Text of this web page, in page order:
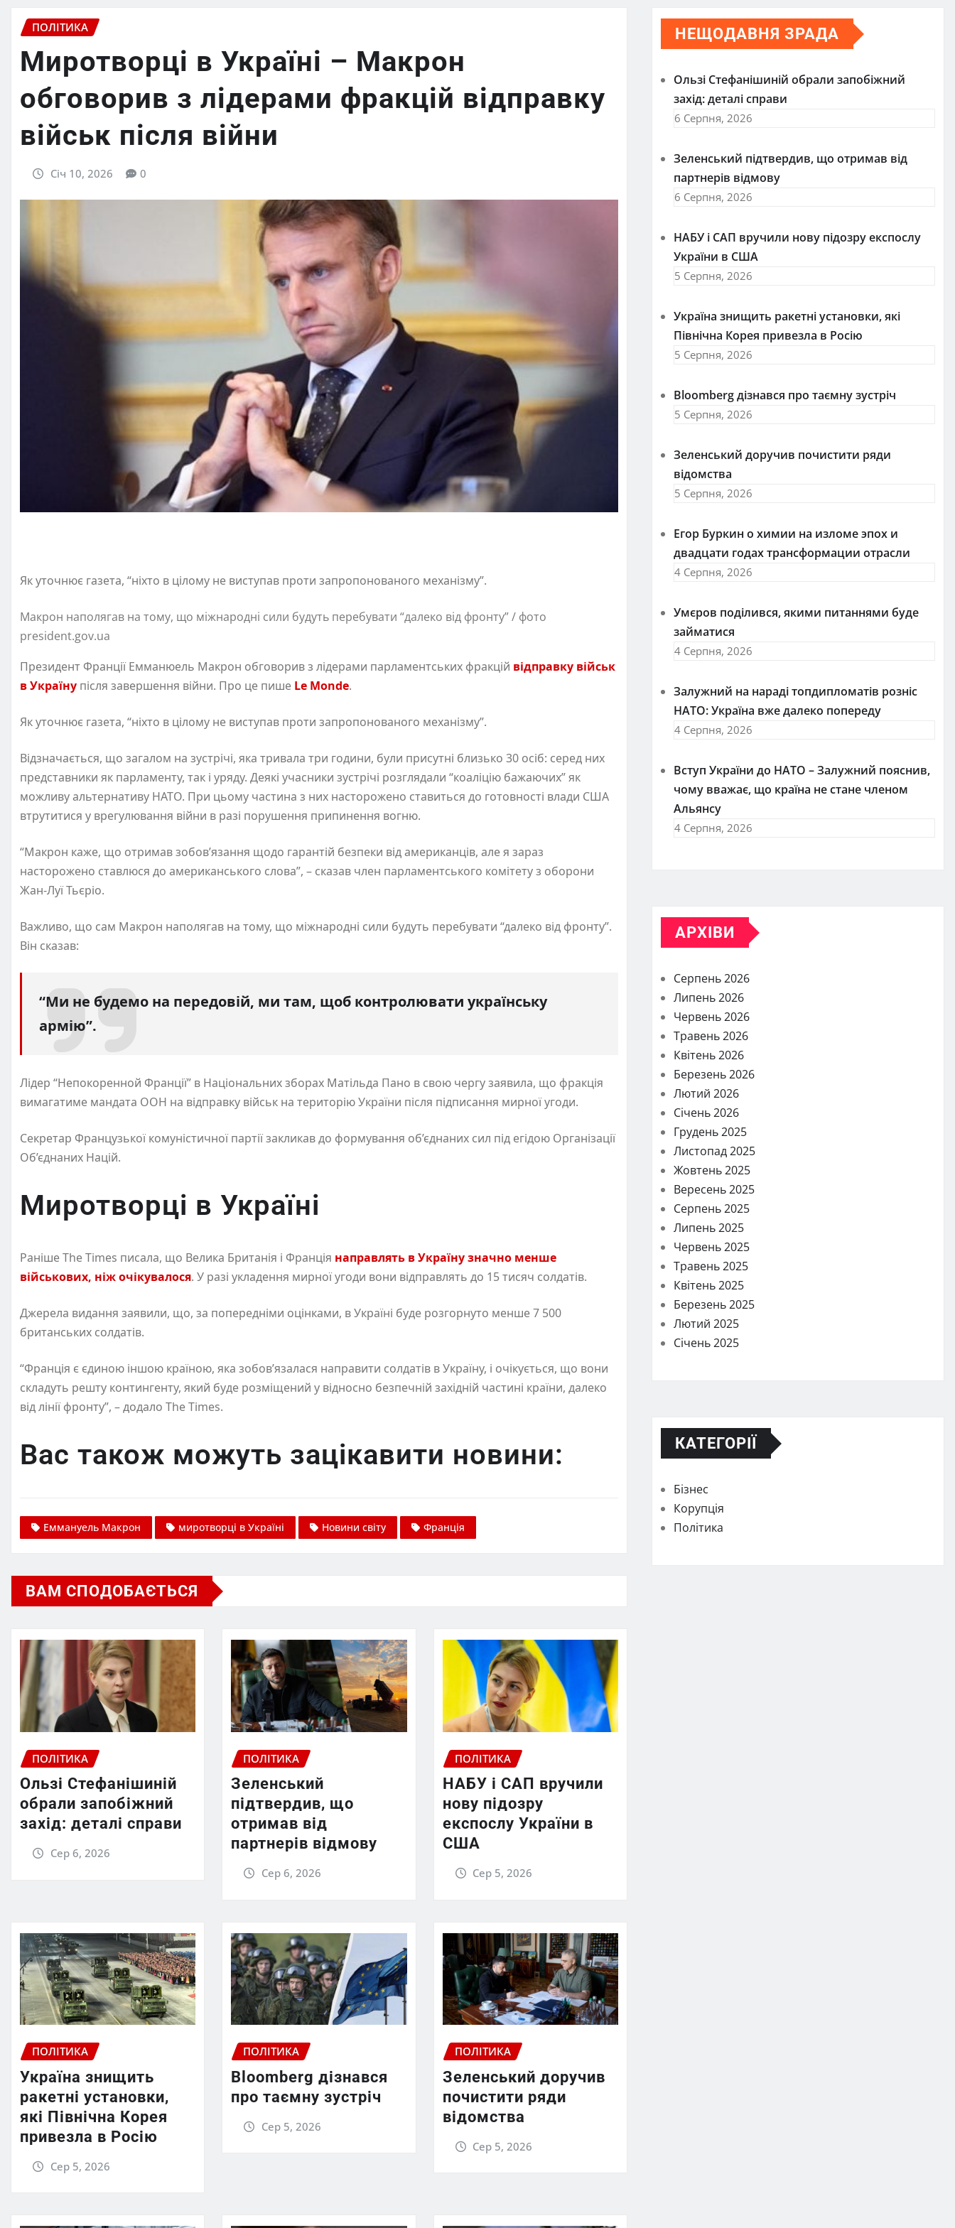
ПОЛІТИКА
Миротворці в Україні – Макрон
обговорив з лідерами фракцій відправку
військ після війни
Січ 10, 2026 0
Як уточнює газета, “ніхто в цілому не виступав проти запропонованого механізму”.
Макрон наполягав на тому, що міжнародні сили будуть перебувати “далеко від фронту” / фото
president.gov.ua
Президент Франції Емманюель Макрон обговорив з лідерами парламентських фракцій відправку військ
в Україну після завершення війни. Про це пише Le Monde.
Як уточнює газета, “ніхто в цілому не виступав проти запропонованого механізму”.
Відзначається, що загалом на зустрічі, яка тривала три години, були присутні близько 30 осіб: серед них
представники як парламенту, так і уряду. Деякі учасники зустрічі розглядали “коаліцію бажаючих” як
можливу альтернативу НАТО. При цьому частина з них насторожено ставиться до готовності влади США
втрутитися у врегулювання війни в разі порушення припинення вогню.
“Макрон каже, що отримав зобов’язання щодо гарантій безпеки від американців, але я зараз
насторожено ставлюся до американського слова”, – сказав член парламентського комітету з оборони
Жан-Луї Тьєріо.
Важливо, що сам Макрон наполягав на тому, що міжнародні сили будуть перебувати “далеко від фронту”.
Він сказав:
“Ми не будемо на передовій, ми там, щоб контролювати українську
армію”.
Лідер “Непокоренной Франції” в Національних зборах Матільда Пано в свою чергу заявила, що фракція
вимагатиме мандата ООН на відправку військ на територію України після підписання мирної угоди.
Секретар Французької комуністичної партії закликав до формування об’єднаних сил під егідою Організації
Об’єднаних Націй.
Миротворці в Україні
Раніше The Times писала, що Велика Британія і Франція направлять в Україну значно менше
військових, ніж очікувалося. У разі укладення мирної угоди вони відправлять до 15 тисяч солдатів.
Джерела видання заявили, що, за попередніми оцінками, в Україні буде розгорнуто менше 7 500
британських солдатів.
“Франція є єдиною іншою країною, яка зобов’язалася направити солдатів в Україну, і очікується, що вони
складуть решту контингенту, який буде розміщений у відносно безпечній західній частині країни, далеко
від лінії фронту”, – додало The Times.
Вас також можуть зацікавити новини:
Еммануель Макрон миротворці в Україні Новини світу Франція
ВАМ СПОДОБАЄТЬСЯ
ПОЛІТИКА
Ользі Стефанішиній
обрали запобіжний
захід: деталі справи
Сер 6, 2026
ПОЛІТИКА
Зеленський
підтвердив, що
отримав від
партнерів відмову
Сер 6, 2026
ПОЛІТИКА
НАБУ і САП вручили
нову підозру
експослу України в
США
Сер 5, 2026
ПОЛІТИКА
Україна знищить
ракетні установки,
які Північна Корея
привезла в Росію
Сер 5, 2026
ПОЛІТИКА
Bloomberg дізнався
про таємну зустріч
Сер 5, 2026
ПОЛІТИКА
Зеленський доручив
почистити ряди
відомства
Сер 5, 2026
НЕЩОДАВНЯ ЗРАДА
Ользі Стефанішиній обрали запобіжний
захід: деталі справи
6 Серпня, 2026
Зеленський підтвердив, що отримав від
партнерів відмову
6 Серпня, 2026
НАБУ і САП вручили нову підозру експослу
України в США
5 Серпня, 2026
Україна знищить ракетні установки, які
Північна Корея привезла в Росію
5 Серпня, 2026
Bloomberg дізнався про таємну зустріч
5 Серпня, 2026
Зеленський доручив почистити ряди
відомства
5 Серпня, 2026
Егор Буркин о химии на изломе эпох и
двадцати годах трансформации отрасли
4 Серпня, 2026
Умєров поділився, якими питаннями буде
займатися
4 Серпня, 2026
Залужний на нараді топдипломатів розніс
НАТО: Україна вже далеко попереду
4 Серпня, 2026
Вступ України до НАТО – Залужний пояснив,
чому вважає, що країна не стане членом
Альянсу
4 Серпня, 2026
АРХІВИ
Серпень 2026
Липень 2026
Червень 2026
Травень 2026
Квітень 2026
Березень 2026
Лютий 2026
Січень 2026
Грудень 2025
Листопад 2025
Жовтень 2025
Вересень 2025
Серпень 2025
Липень 2025
Червень 2025
Травень 2025
Квітень 2025
Березень 2025
Лютий 2025
Січень 2025
КАТЕГОРІЇ
Бізнес
Корупція
Політика